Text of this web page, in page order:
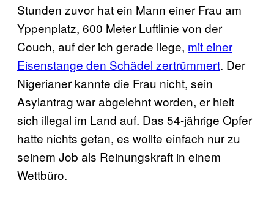
Stunden zuvor hat ein Mann einer Frau am
Yppenplatz, 600 Meter Luftlinie von der
Couch, auf der ich gerade liege, mit einer
Eisenstange den Schädel zertrümmert. Der
Nigerianer kannte die Frau nicht, sein
Asylantrag war abgelehnt worden, er hielt
sich illegal im Land auf. Das 54-jährige Opfer
hatte nichts getan, es wollte einfach nur zu
seinem Job als Reinungskraft in einem
Wettbüro.